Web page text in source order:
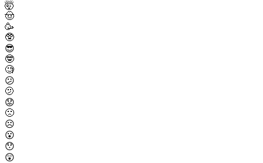
🤯
🤠
🥳
🥸
😎
🤓
🧐
😕
🫤
😟
🙁
☹️
😮
😯
😲